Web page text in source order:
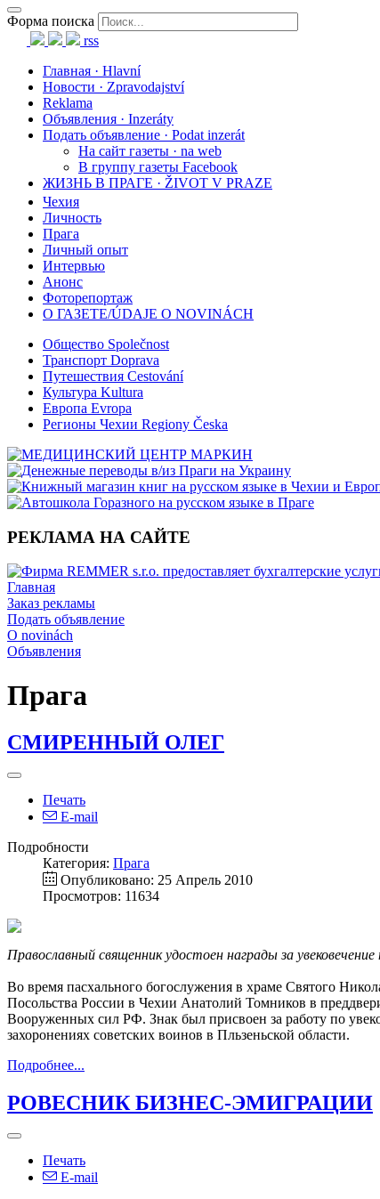
Форма поиска
rss
Главная · Hlavní
Новости · Zpravodajství
Reklama
Объявления · Inzeráty
Подать объявление · Podat inzerát
На сайт газеты · na web
В группу газеты Facebook
ЖИЗНЬ В ПРАГЕ · ŽIVOT V PRAZE
Чехия
Личность
Прага
Личный опыт
Интервью
Анонс
Фоторепортаж
О ГАЗЕТЕ/ÚDAJE O NOVINÁCH
Общество Společnost
Транспорт Doprava
Путешествия Cestování
Культура Kultura
Европа Evropa
Регионы Чехии Regiony Česka
РЕКЛАМА НА САЙТЕ
Главная
Заказ рекламы
Подать объявление
O novinách
Объявления
Прага
СМИРЕННЫЙ ОЛЕГ
Печать
E-mail
Подробности
Категория: Прага
Опубликовано: 25 Апрель 2010
Просмотров: 11634
Православный священник удостоен награды за
Во время пасхального богослужения в храме Святого
Посольства России в Чехии Анатолий Томников в
Вооруженных сил РФ. Знак был присвоен за работу по
захоронениях советских воинов в Пльзеньской области.
Подробнее...
РОВЕСНИК БИЗНЕС-ЭМИГРАЦИИ
Печать
E-mail